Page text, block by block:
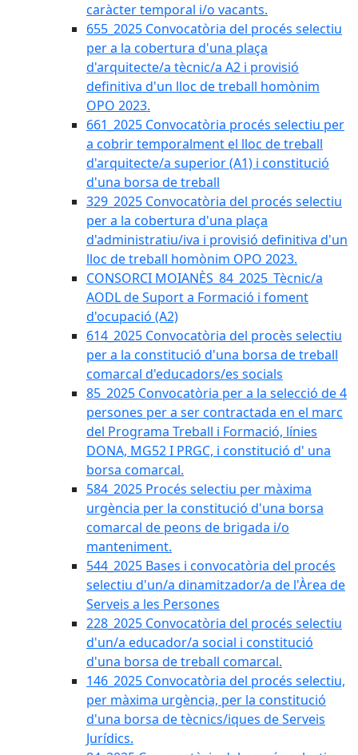
caràcter temporal i/o vacants.
655_2025 Convocatòria del procés selectiu
per a la cobertura d'una plaça
d'arquitecte/a tècnic/a A2 i provisió
definitiva d'un lloc de treball homònim
OPO 2023.
661_2025 Convocatòria procés selectiu per
a cobrir temporalment el lloc de treball
d'arquitecte/a superior (A1) i constitució
d'una borsa de treball
329_2025 Convocatòria del procés selectiu
per a la cobertura d'una plaça
d'administratiu/iva i provisió definitiva d'un
lloc de treball homònim OPO 2023.
CONSORCI MOIANÈS_84_2025_Tècnic/a
AODL de Suport a Formació i foment
d'ocupació (A2)
614_2025 Convocatòria del procès selectiu
per a la constitució d'una borsa de treball
comarcal d'educadors/es socials
85_2025 Convocatòria per a la selecció de 4
persones per a ser contractada en el marc
del Programa Treball i Formació, línies
DONA, MG52 I PRGC, i constitució d' una
borsa comarcal.
584_2025 Procés selectiu per màxima
urgència per la constitució d'una borsa
comarcal de peons de brigada i/o
manteniment.
544_2025 Bases i convocatòria del procés
selectiu d'un/a dinamitzador/a de l'Àrea de
Serveis a les Persones
228_2025 Convocatòria del procés selectiu
d'un/a educador/a social i constitució
d'una borsa de treball comarcal.
146_2025 Convocatòria del procés selectiu,
per màxima urgència, per la constitució
d'una borsa de tècnics/iques de Serveis
Jurídics.